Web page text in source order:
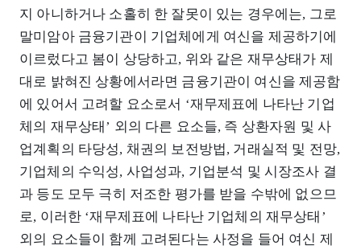
지 아니하거나 소홀히 한 잘못이 있는 경우에는, 그로
말미암아 금융기관이 기업체에게 여신을 제공하기에
이르렀다고 봄이 상당하고, 위와 같은 재무상태가 제
대로 밝혀진 상황에서라면 금융기관이 여신을 제공함
에 있어서 고려할 요소로서 ‘재무제표에 나타난 기업
체의 재무상태’ 외의 다른 요소들, 즉 상환자원 및 사
업계획의 타당성, 채권의 보전방법, 거래실적 및 전망,
기업체의 수익성, 사업성과, 기업분석 및 시장조사 결
과 등도 모두 극히 저조한 평가를 받을 수밖에 없으므
로, 이러한 ‘재무제표에 나타난 기업체의 재무상태’
외의 요소들이 함께 고려된다는 사정을 들어 여신 제